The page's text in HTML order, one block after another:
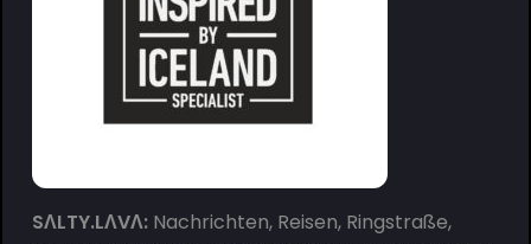
SΛLTY.LΛVΛ:Nachrichten, Reisen, Ringstraße,